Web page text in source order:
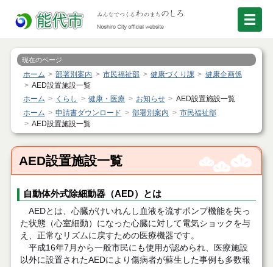
現在のページ
ホーム 部署別案内 市民福祉部 健康づくり課
健康企画係
AED設置施設一覧
ホーム
くらし 健康・医療 お知らせ
AED設置施設一覧
ホーム
申請書ダウンロード 部署別案内
市民福祉部
AED設置施設一覧
AED設置施設一覧
自動体外式除細動器（AED）とは
AEDとは、心臓がけいれんし血液を流すポンプ機能を失っ
た状態（心室細動）になった心臓に対して電気ショックを与
え、正常なリズムに戻すための医療機器です。
平成16年7月から一般市民にも使用が認められ、医療施設
以外に設置されたAEDにより傷病者が蘇生した事例も多数報